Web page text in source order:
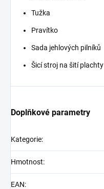
Tužka
Pravítko
Sada jehlových pilníků
Šicí stroj na šití plachty
Doplňkové parametry
Kategorie:
Hmotnost:
EAN: